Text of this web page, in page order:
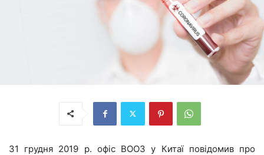
31 грудня 2019 р. офіс ВООЗ у Китаї повідомив про